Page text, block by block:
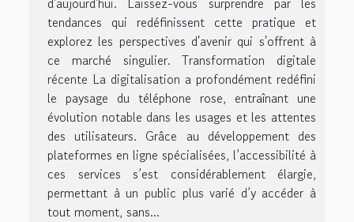
tendances qui redéfinissent cette pratique et
explorez les perspectives d'avenir qui s'offrent à
ce marché singulier. Transformation digitale
récente La digitalisation a profondément redéfini
le paysage du téléphone rose, entraînant une
évolution notable dans les usages et les attentes
des utilisateurs. Grâce au développement des
plateformes en ligne spécialisées, l’accessibilité à
ces services s’est considérablement élargie,
permettant à un public plus varié d’y accéder à
tout moment, sans...